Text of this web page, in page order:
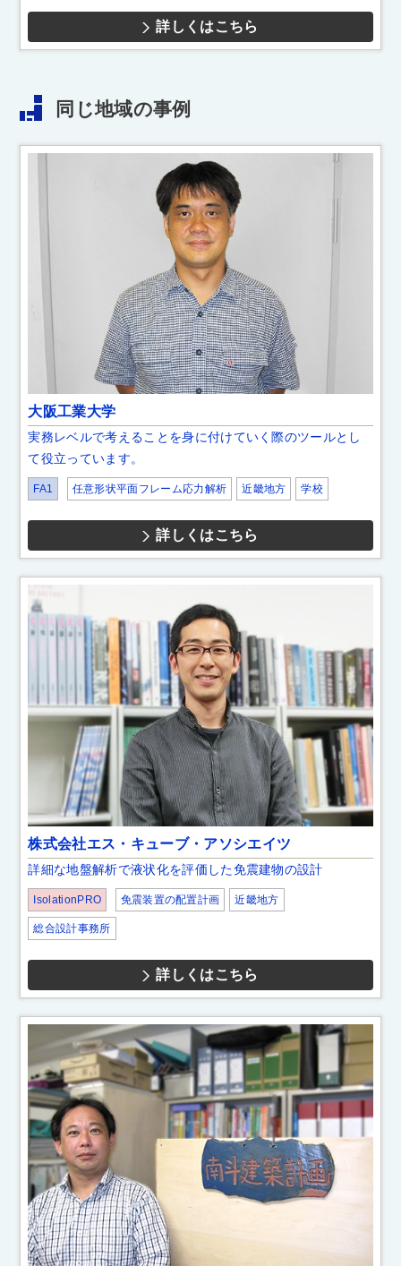
詳しくはこちら
同じ地域の事例
大阪工業大学
実務レベルで考えることを身に付けていく際のツールとし
て役立っています。
FA1 任意形状平面フレーム応力解析 近畿地方 学校
詳しくはこちら
株式会社エス・キューブ・アソシエイツ
詳細な地盤解析で液状化を評価した免震建物の設計
IsolationPRO 免震装置の配置計画 近畿地方
総合設計事務所
詳しくはこちら